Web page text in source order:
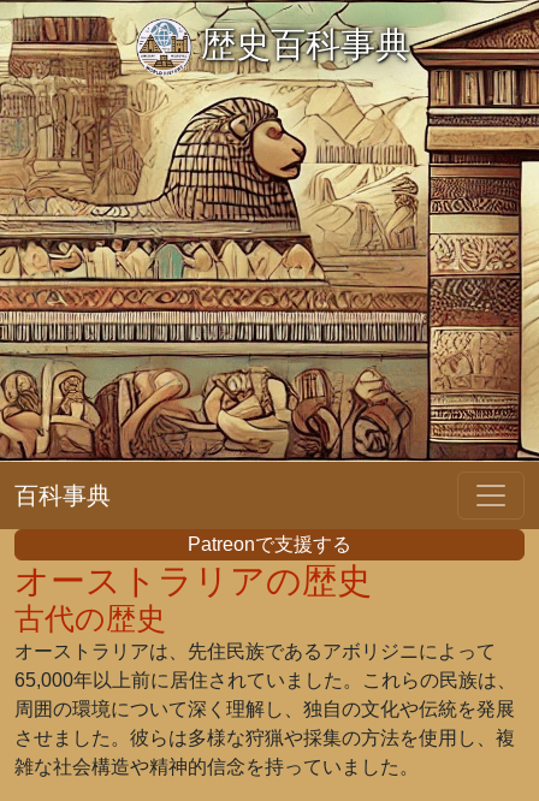
歴史百科事典
百科事典
Patreonで支援する
オーストラリアの歴史
古代の歴史
オーストラリアは、先住民族であるアボリジニによって
65,000年以上前に居住されていました。これらの民族は、
周囲の環境について深く理解し、独自の文化や伝統を発展
させました。彼らは多様な狩猟や採集の方法を使用し、複
雑な社会構造や精神的信念を持っていました。